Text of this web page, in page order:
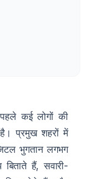
कई लोगों की
प्रमुख शहरों में
भुगतान लगभग
हैं, सवारी-